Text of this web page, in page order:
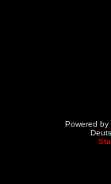
Powered by